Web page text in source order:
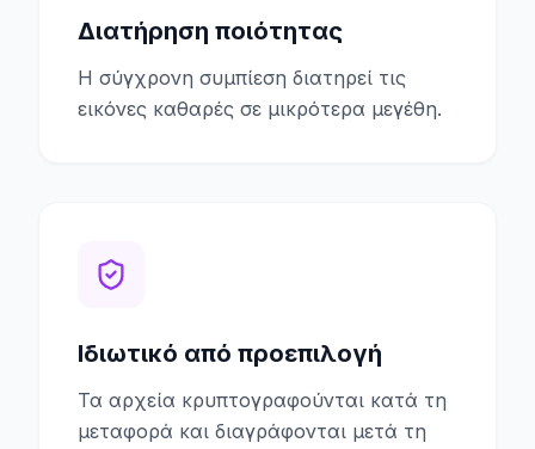
Διατήρηση ποιότητας
Η σύγχρονη συμπίεση διατηρεί τις
εικόνες καθαρές σε μικρότερα μεγέθη.
Ιδιωτικό από προεπιλογή
Τα αρχεία κρυπτογραφούνται κατά τη
μεταφορά και διαγράφονται μετά τη